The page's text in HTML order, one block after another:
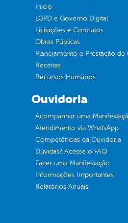
Inicio
LGPD e Governo Digital
Licitações e Contratos
Obras Públicas
Planejamento e Prestação de
Receitas
Recursos Humanos
Ouvidoria
Acompanhar uma
Atendimento via WhatsApp
Competências da Ouvidoria
Dúvidas? Acesse o FAQ
Fazer uma Manifestação
Informações Importantes
Relatórios Anuais